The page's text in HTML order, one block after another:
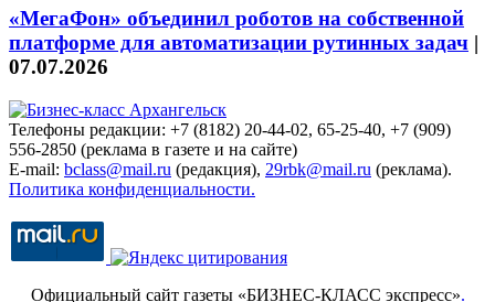
«МегаФон» объединил роботов на собственной
платформе для автоматизации рутинных задач |
07.07.2026
Телефоны редакции: +7 (8182) 20-44-02, 65-25-40, +7 (909)
556-2850 (реклама в газете и на сайте)
E-mail: bclass@mail.ru (редакция), 29rbk@mail.ru (реклама).
Политика конфиденциальности.
Официальный сайт газеты «БИЗНЕС-КЛАСС экспресс».